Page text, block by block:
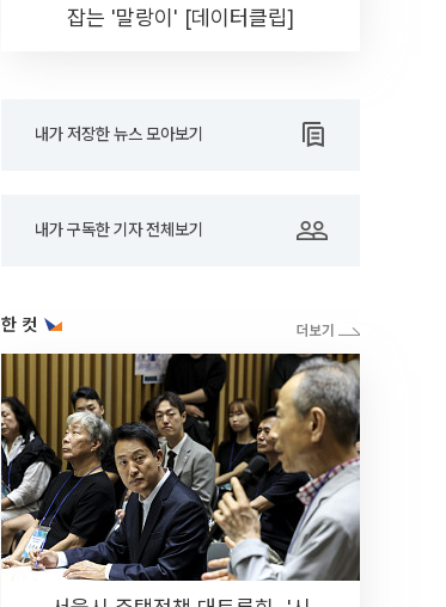
잡는 '말랑이' [데이터클립]
내가 저장한 뉴스 모아보기
내가 구독한 기자 전체보기
한 컷